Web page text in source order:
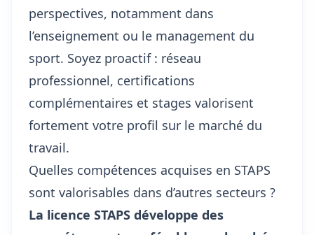
perspectives, notamment dans
l’enseignement ou le management du
sport. Soyez proactif : réseau
professionnel, certifications
complémentaires et stages valorisent
fortement votre profil sur le marché du
travail.
Quelles compétences acquises en STAPS
sont valorisables dans d’autres secteurs ?
La licence STAPS développe des